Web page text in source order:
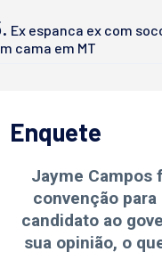
Ex espanca ex com
cama em MT
Enquete
Jayme Campos
convenção
candidato ao
sua opinião, o